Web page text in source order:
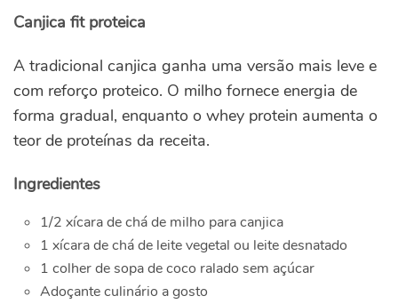
Canjica fit proteica
A tradicional canjica ganha uma versão mais leve e
com reforço proteico. O milho fornece energia de
forma gradual, enquanto o whey protein aumenta o
teor de proteínas da receita.
Ingredientes
1/2 xícara de chá de milho para canjica
1 xícara de chá de leite vegetal ou leite desnatado
1 colher de sopa de coco ralado sem açúcar
Adoçante culinário a gosto